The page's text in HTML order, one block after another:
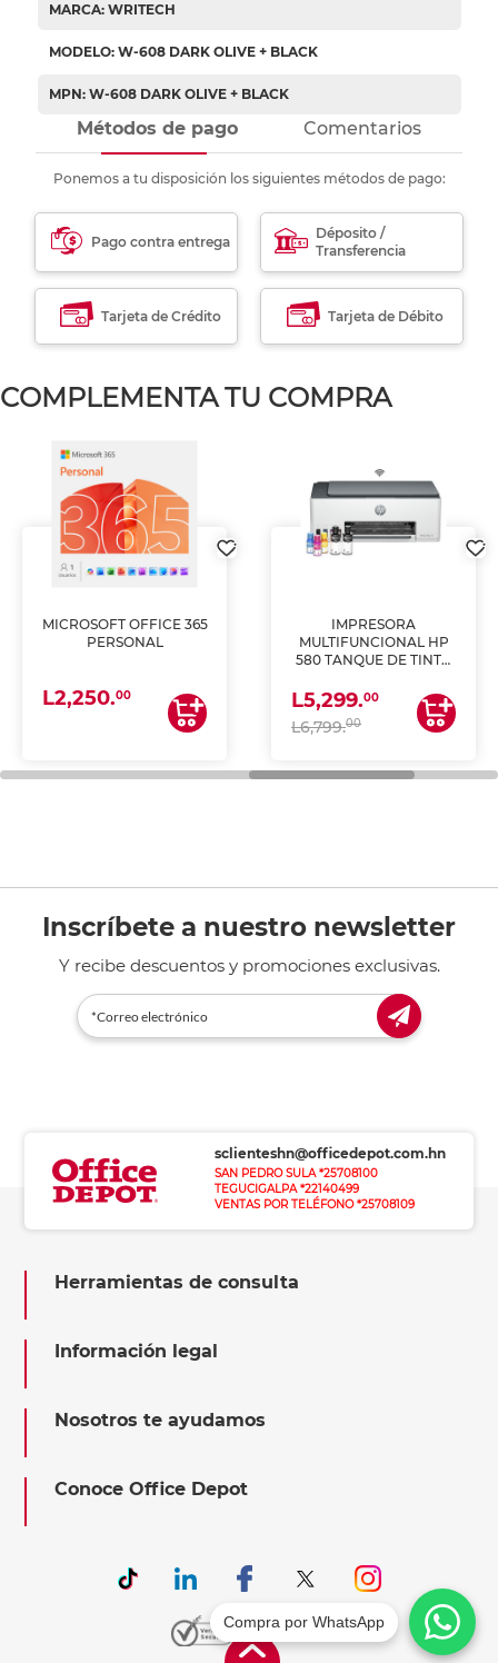
MARCA: WRITECH
MODELO: W-608 DARK OLIVE + BLACK
MPN: W-608 DARK OLIVE + BLACK
Métodos de pago Comentarios
Ponemos a tu disposición los siguientes métodos de pago:
Pago contra entrega
Déposito /
Transferencia
Tarjeta de Crédito Tarjeta de Débito
COMPLEMENTA TU COMPRA
MICROSOFT OFFICE 365
PERSONAL
L2,250.00
IMPRESORA
MULTIFUNCIONAL HP
580 TANQUE DE TINTA
ESCANEA)
L5,299.00
L6,799.00
Inscríbete a nuestro newsletter
Y recibe descuentos y promociones exclusivas.
sclienteshn@officedepot.com.hn
SAN PEDRO SULA *25708100
TEGUCIGALPA *22140499
VENTAS POR TELÉFONO *25708109
Herramientas de consulta
Información legal
Nosotros te ayudamos
Conoce Office Depot
Compra por WhatsApp